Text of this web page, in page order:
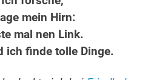
mein Hirn:
mal nen Link.
ich finde tolle Dinge.